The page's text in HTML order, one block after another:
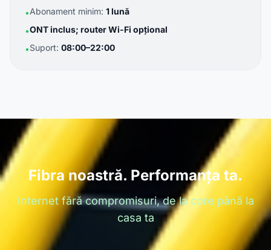
•Abonament minim: 1 lună
•ONT inclus; router Wi-Fi opțional
•Suport: 08:00–22:00
Fibra noastră. Performanța ta.
Internet fără compromisuri, de la core până la
casa ta